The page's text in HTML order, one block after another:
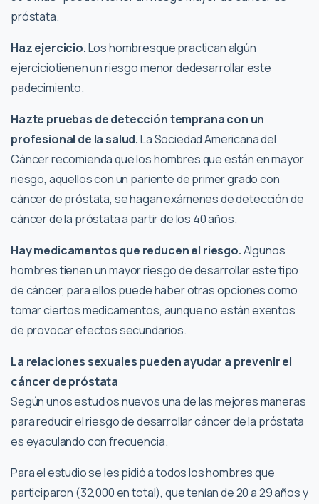
próstata.
Haz ejercicio.Los hombresque practican algún
ejerciciotienen un riesgo menor dedesarrollar este
padecimiento.
Hazte pruebas de detección temprana con un
profesional de la salud.La Sociedad Americana del
Cáncer recomienda que los hombres que están en mayor
riesgo, aquellos con un pariente de primer grado con
cáncer de próstata, se hagan exámenes de detección de
cáncer de la próstata a partir de los 40 años.
Hay medicamentos que reducen el riesgo.Algunos
hombres tienen un mayor riesgo de desarrollar este tipo
de cáncer, para ellos puede haber otras opciones como
tomar ciertos medicamentos, aunque no están exentos
de provocar efectos secundarios.
La relaciones sexuales pueden ayudar a prevenir el
cáncer de próstata
Según unos estudios nuevos una de las mejores maneras
para reducir el riesgo de desarrollar cáncer de la próstata
es eyaculando con frecuencia.
Para el estudio se les pidió a todos los hombres que
participaron (32,000 en total), que tenían de 20 a 29 años y